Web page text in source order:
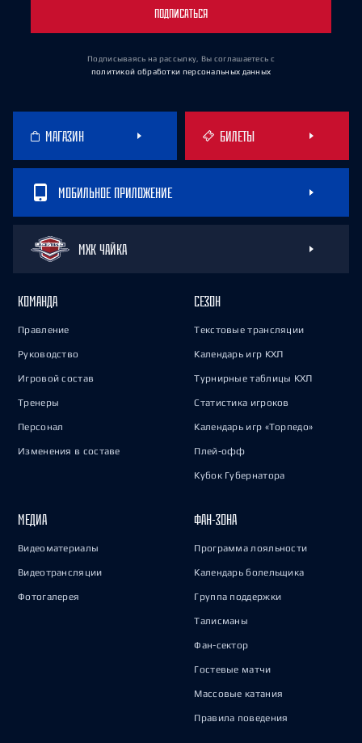
ПОДПИСАТЬСЯ
Подписываясь на рассылку, Вы соглашаетесь с
политикой обработки персональных данных
МАГАЗИН БИЛЕТЫ
МОБИЛЬНОЕ ПРИЛОЖЕНИЕ
МХК ЧАЙКА
КОМАНДА
Правление
Руководство
Игровой состав
Тренеры
Персонал
Изменения в составе
СЕЗОН
Текстовые трансляции
Календарь игр КХЛ
Турнирные таблицы КХЛ
Статистика игроков
Календарь игр «Торпедо»
Плей-офф
Кубок Губернатора
МЕДИА
Видеоматериалы
Видеотрансляции
Фотогалерея
ФАН-ЗОНА
Программа лояльности
Календарь болельщика
Группа поддержки
Талисманы
Фан-сектор
Гостевые матчи
Массовые катания
Правила поведения